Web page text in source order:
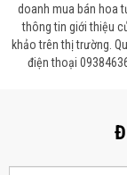
doanh mua bán hoa
thông tin giới thiệu
khảo trên thị trường.
điện thoại